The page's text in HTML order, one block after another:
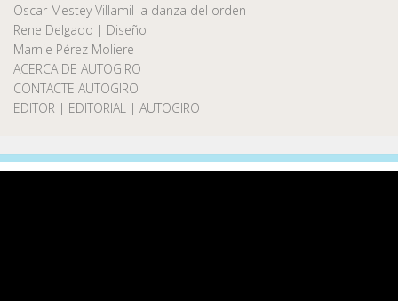
Oscar Mestey Villamil la danza del orden
Rene Delgado | Diseño
Marnie Pérez Moliere
ACERCA DE AUTOGIRO
CONTACTE AUTOGIRO
EDITOR | EDITORIAL | AUTOGIRO